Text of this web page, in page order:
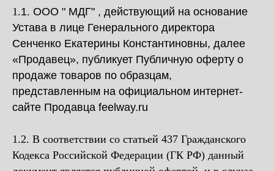
1.1. ООО " МДГ" , действующий на основание
Устава в лице Генерального директора
Сенченко Екатерины Константиновны, далее
«Продавец», публикует Публичную оферту о
продаже товаров по образцам,
представленным на официальном интернет-
сайте Продавца feelway.ru
1.2. В соответствии со статьей 437 Гражданского
Кодекса Российской Федерации (ГК РФ) данный